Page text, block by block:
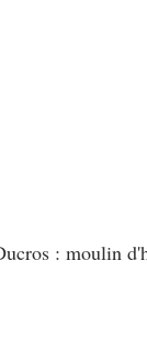
: moulin